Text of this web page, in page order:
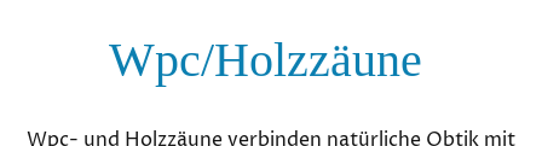
Wpc/Holzzäune
Wpc- und Holzzäune verbinden natürliche Obtik mit